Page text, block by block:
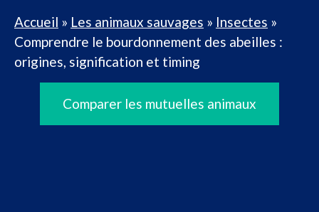
Accueil » Les animaux sauvages » Insectes »
Comprendre le bourdonnement des abeilles :
origines, signification et timing
Comparer les mutuelles animaux